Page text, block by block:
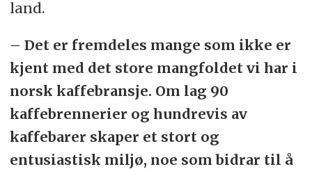
land.
– Det er fremdeles mange som ikke er
kjent med det store mangfoldet vi har i
norsk kaffebransje. Om lag 90
kaffebrennerier og hundrevis av
kaffebarer skaper et stort og
entusiastisk miljø, noe som bidrar til å